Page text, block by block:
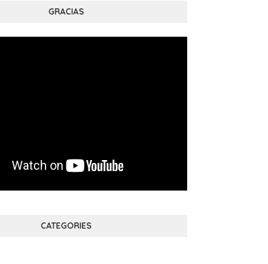
GRACIAS
CATEGORIES